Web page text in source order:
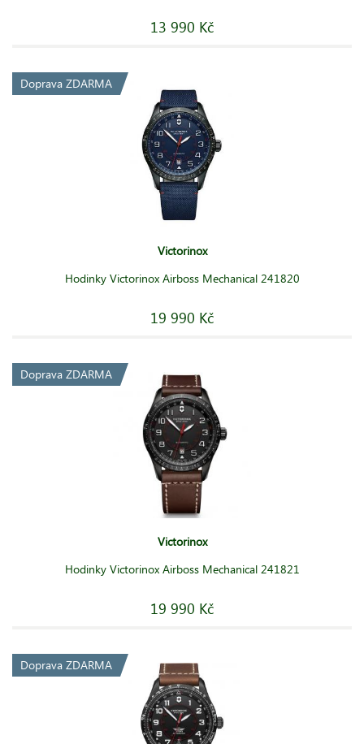
13 990 Kč
Doprava ZDARMA
Victorinox
Hodinky Victorinox Airboss Mechanical 241820
19 990 Kč
Doprava ZDARMA
Victorinox
Hodinky Victorinox Airboss Mechanical 241821
19 990 Kč
Doprava ZDARMA